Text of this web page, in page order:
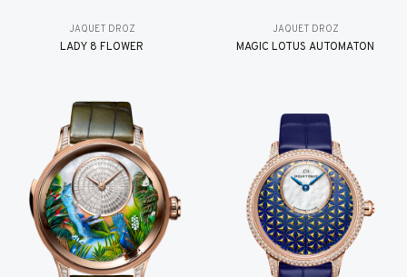
JAQUET DROZ
LADY 8 FLOWER
JAQUET DROZ
MAGIC LOTUS AUTOMATON